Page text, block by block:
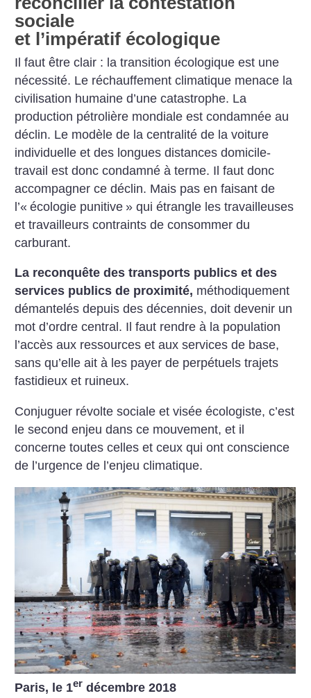
sociale
et l’impératif écologique
Il faut être clair : la transition écologique est une
nécessité. Le réchauffement climatique menace la
civilisation humaine d’une catastrophe. La
production pétrolière mondiale est condamnée au
déclin. Le modèle de la centralité de la voiture
individuelle et des longues distances domicile-
travail est donc condamné à terme. Il faut donc
accompagner ce déclin. Mais pas en faisant de
l’« écologie punitive » qui étrangle les travailleuses
et travailleurs contraints de consommer du
carburant.
La reconquête des transports publics et des
services publics de proximité, méthodiquement
démantelés depuis des décennies, doit devenir un
mot d’ordre central. Il faut rendre à la population
l’accès aux ressources et aux services de base,
sans qu’elle ait à les payer de perpétuels trajets
fastidieux et ruineux.
Conjuguer révolte sociale et visée écologiste, c’est
le second enjeu dans ce mouvement, et il
concerne toutes celles et ceux qui ont conscience
de l’urgence de l’enjeu climatique.
Paris, le 1er décembre 2018